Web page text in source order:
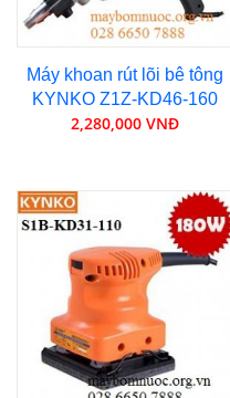
Máy khoan rút lõi bê tông
KYNKO Z1Z-KD46-160
2,280,000 VNĐ